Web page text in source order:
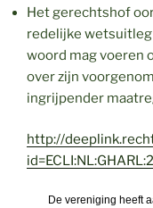
Het gerechtshof
redelijke
woord mag voeren
over zijn
ingrijpender
http://
De vereniging heeft